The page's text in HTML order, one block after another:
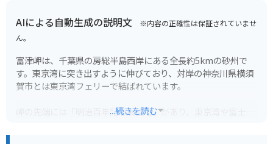
AIによる自動生成の説明文 ※内容の正確性は保証されていませ
ん。
富津岬は、千葉県の房総半島西岸にある全長約5kmの砂州で
す。東京湾に突き出すように伸びており、対岸の神奈川県横須
賀市とは東京湾フェリーで結ばれています。
岬の先端には「明治百年記念展望塔」があり、東京湾や富士
...続きを読む